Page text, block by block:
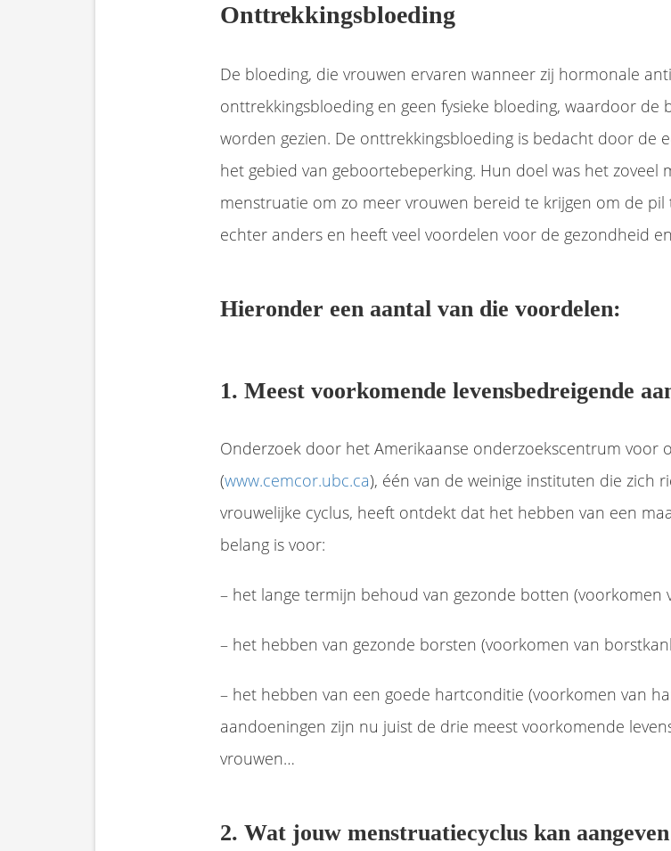
Onttrekkingsbloeding
De bloeding, die vrouwen ervaren wanneer zij hormonale
onttrekkingsbloeding en geen fysieke bloeding, waardoor
worden gezien. De onttrekkingsbloeding is bedacht door de
het gebied van geboortebeperking. Hun doel was het zoveel
menstruatie om zo meer vrouwen bereid te krijgen om de pil
echter anders en heeft veel voordelen voor de gezondheid
Hieronder een aantal van die voordelen:
1. Meest voorkomende levensbedreigende
Onderzoek door het Amerikaanse onderzoekscentrum voor
(www.cemcor.ubc.ca), één van de weinige instituten die zich
vrouwelijke cyclus, heeft ontdekt dat het hebben van een
belang is voor:
– het lange termijn behoud van gezonde botten (voorkomen
– het hebben van gezonde borsten (voorkomen van
– het hebben van een goede hartconditie (voorkomen van
aandoeningen zijn nu juist de drie meest voorkomende
vrouwen…
2. Wat jouw menstruatiecyclus kan aangeven